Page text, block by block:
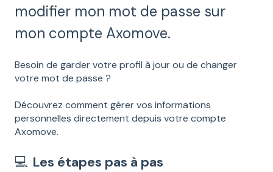
modifier mon mot de passe sur
mon compte Axomove.
Besoin de garder votre profil à jour ou de changer
votre mot de passe ?
Découvrez comment gérer vos informations
personnelles directement depuis votre compte
Axomove.
💻 Les étapes pas à pas